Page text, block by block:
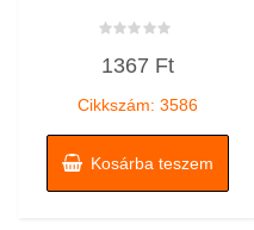
01367 Ft
Cikkszám: 3586
Kosárba teszem